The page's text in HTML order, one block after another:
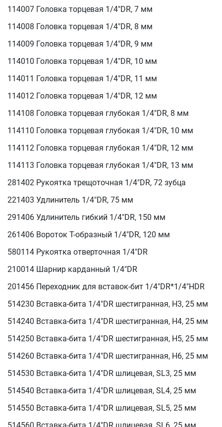
114007 Головка торцевая 1/4"DR, 7 мм
114008 Головка торцевая 1/4"DR, 8 мм
114009 Головка торцевая 1/4"DR, 9 мм
114010 Головка торцевая 1/4"DR, 10 мм
114011 Головка торцевая 1/4"DR, 11 мм
114012 Головка торцевая 1/4"DR, 12 мм
114108 Головка торцевая глубокая 1/4"DR, 8 мм
114110 Головка торцевая глубокая 1/4"DR, 10 мм
114112 Головка торцевая глубокая 1/4"DR, 12 мм
114113 Головка торцевая глубокая 1/4"DR, 13 мм
281402 Рукоятка трещоточная 1/4"DR, 72 зубца
221403 Удлинитель 1/4"DR, 75 мм
291406 Удлинитель гибкий 1/4"DR, 150 мм
261406 Вороток Т-образный 1/4"DR, 120 мм
580114 Рукоятка отверточная 1/4"DR
210014 Шарнир карданный 1/4"DR
201456 Переходник для вставок-бит 1/4"DR*1/4"HDR
514230 Вставка-бита 1/4"DR шестигранная, H3, 25 мм
514240 Вставка-бита 1/4"DR шестигранная, H4, 25 мм
514250 Вставка-бита 1/4"DR шестигранная, H5, 25 мм
514260 Вставка-бита 1/4"DR шестигранная, H6, 25 мм
514530 Вставка-бита 1/4"DR шлицевая, SL3, 25 мм
514540 Вставка-бита 1/4"DR шлицевая, SL4, 25 мм
514550 Вставка-бита 1/4"DR шлицевая, SL5, 25 мм